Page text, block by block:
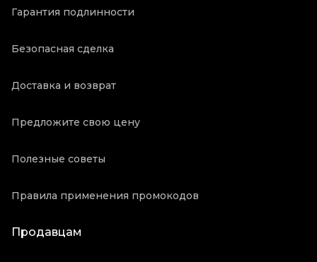
Гарантия подлинности
Безопасная сделка
Доставка и возврат
Предложите свою цену
Полезные советы
Правила применения промокодов
Продавцам